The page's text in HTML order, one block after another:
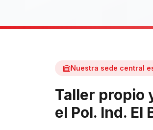
Nuestra sede central
Taller propio
el Pol. Ind. El